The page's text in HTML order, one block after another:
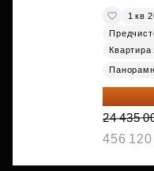
1 кв
Квартира
20 525
24 435
456 120